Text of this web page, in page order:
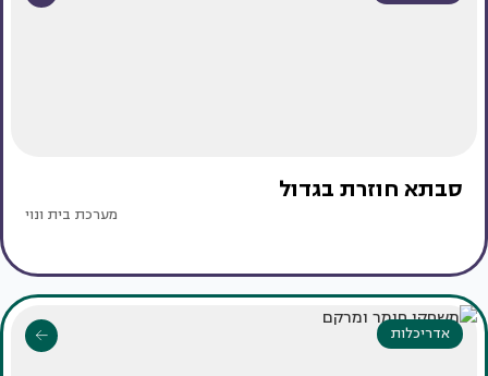
סבתא חוזרת בגדול
מערכת בית ונוי
אדריכלות